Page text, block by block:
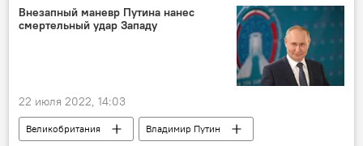
Внезапный маневр Путина нанес
смертельный удар Западу
22 июля 2022, 14:03
Великобритания
Владимир Путин